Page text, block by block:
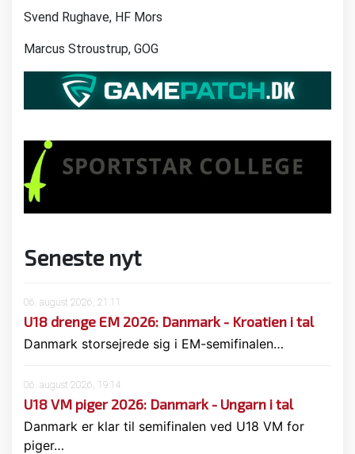
Svend Rughave, HF Mors
Marcus Stroustrup, GOG
Seneste nyt
06. august 2026, 21:11
U18 drenge EM 2026: Danmark - Kroatien i tal
Danmark storsejrede sig i EM-semifinalen…
06. august 2026, 19:14
U18 VM piger 2026: Danmark - Ungarn i tal
Danmark er klar til semifinalen ved U18 VM for
piger…